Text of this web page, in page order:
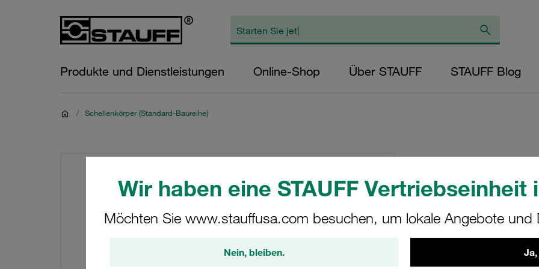
Wir haben eine STAUFF Vertriebseinheit
Möchten Sie www.stauffusa.com besuchen, um lokale Angebote und
Nein, bleiben.
Produkte und Dienstleistungen Online-Shop Über STAUFF STAUFF Blog
/ Schellenkörper (Standard-Baureihe)
Schellenkörper
Baureihe
3015